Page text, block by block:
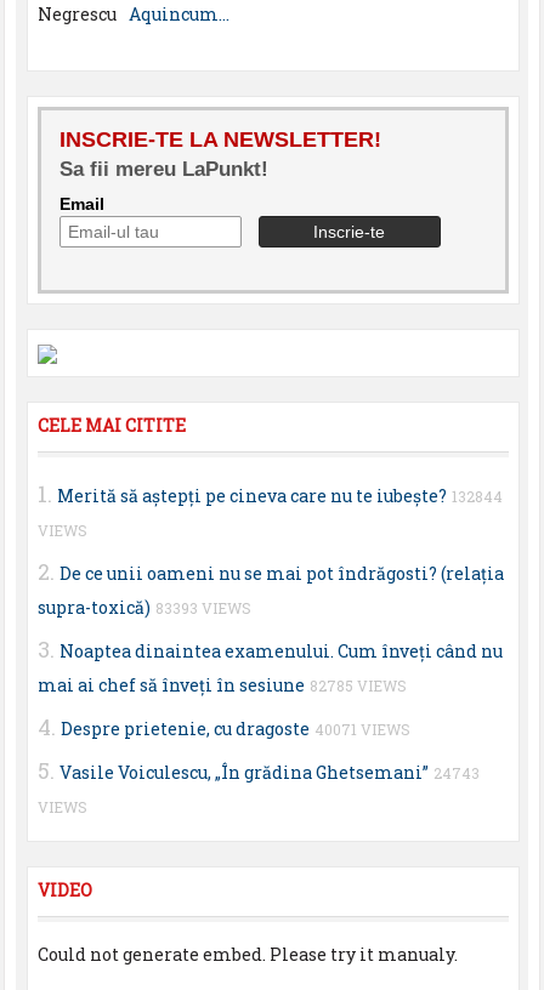
Aquincum…
INSCRIE-TE LA NEWSLETTER!
Sa fii mereu LaPunkt!
Email
CELE MAI CITITE
Merită să aştepţi pe cineva care nu te iubeşte? 132844
VIEWS
De ce unii oameni nu se mai pot îndrăgosti? (relaţia
supra-toxică) 83393 VIEWS
Noaptea dinaintea examenului. Cum înveţi când nu
mai ai chef să înveţi în sesiune 82785 VIEWS
Despre prietenie, cu dragoste 40071 VIEWS
Vasile Voiculescu, „În grădina Ghetsemani” 24743
VIEWS
VIDEO
Could not generate embed. Please try it manualy.